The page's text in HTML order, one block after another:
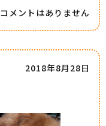
コメントはありません
2018年8月28日